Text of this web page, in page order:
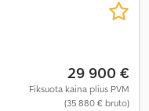
29 900 €
Fiksuota kaina plius PVM
(35 880 € bruto)